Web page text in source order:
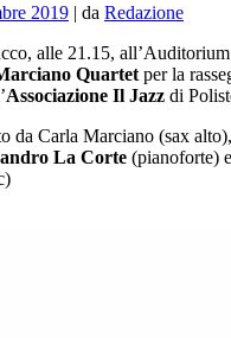
2019 | da Redazione
alle 21.15,
Quartet per la
Associazione Il Jazz di
da Carla Marciano (sax alto),
La Corte (pianoforte) e